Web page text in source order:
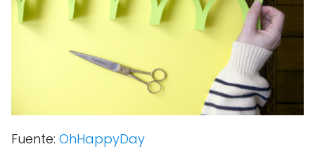
Fuente: OhHappyDay